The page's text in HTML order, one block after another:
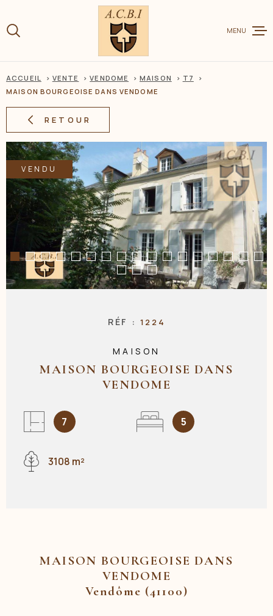
lamenu
contenu
CHARME
ESTIMER
BIEN
BIENS
MENU
ACCUEIL VENTE VENDOME MAISON
T7
MAISON BOURGEOISE DANS VENDOME
RETOUR
VENDU
RÉF : 1224
MAISON
MAISON BOURGEOISE DANS
VENDOME
7 5
3108 m²
MAISON BOURGEOISE DANS
VENDOME
Vendôme (41100)